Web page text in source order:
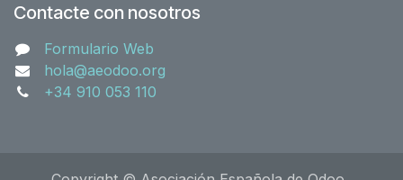
Contacte con nosotros
Formulario Web
hola@aeodoo.org
+34 910 053 110